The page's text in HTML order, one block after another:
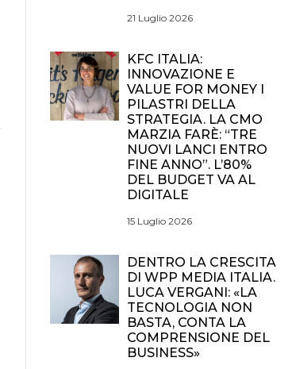
21 Luglio 2026
KFC ITALIA:
INNOVAZIONE E
VALUE FOR MONEY I
PILASTRI DELLA
STRATEGIA. LA CMO
MARZIA FARÈ: “TRE
NUOVI LANCI ENTRO
FINE ANNO”. L’80%
DEL BUDGET VA AL
DIGITALE
15 Luglio 2026
DENTRO LA CRESCITA
DI WPP MEDIA ITALIA.
LUCA VERGANI: «LA
TECNOLOGIA NON
BASTA, CONTA LA
COMPRENSIONE DEL
BUSINESS»